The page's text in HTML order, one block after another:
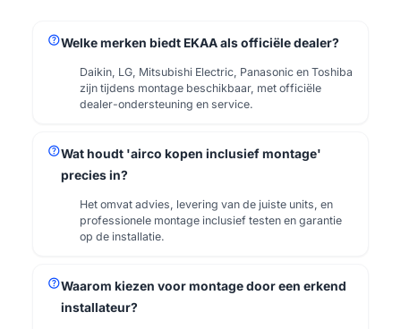
helpWelke merken biedt EKAA als officiële dealer?
Daikin, LG, Mitsubishi Electric, Panasonic en Toshiba
zijn tijdens montage beschikbaar, met officiële
dealer-ondersteuning en service.
helpWat houdt 'airco kopen inclusief montage'
precies in?
Het omvat advies, levering van de juiste units, en
professionele montage inclusief testen en garantie
op de installatie.
helpWaarom kiezen voor montage door een erkend
installateur?